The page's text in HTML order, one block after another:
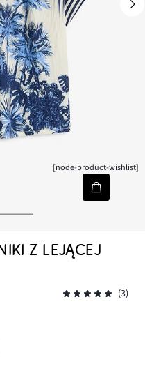
[node-product-wishlist]
Z LEJĄCEJ
(3)